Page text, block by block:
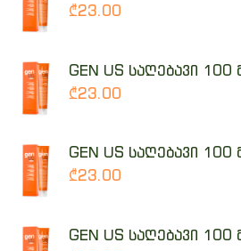
₾23.00
GEN US საღებავი
₾23.00
GEN US საღებავი
₾23.00
GEN US საღებავი